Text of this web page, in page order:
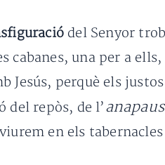
del Senyor
cabanes, una per a
Jesús, perquè els
del repòs, de l’
en els